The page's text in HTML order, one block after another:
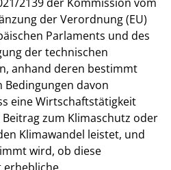
der Verordnung (EU)
Parlaments und des
der technischen
anhand deren bestimmt
davon
eine Wirtschaftstätigkeit
zum Klimaschutz oder
Klimawandel leistet, und
wird, ob diese